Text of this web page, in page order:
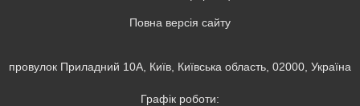
Повна версія сайту
провулок Приладний 10А, Київ, Київська область, 02000, Україна
Графік роботи: